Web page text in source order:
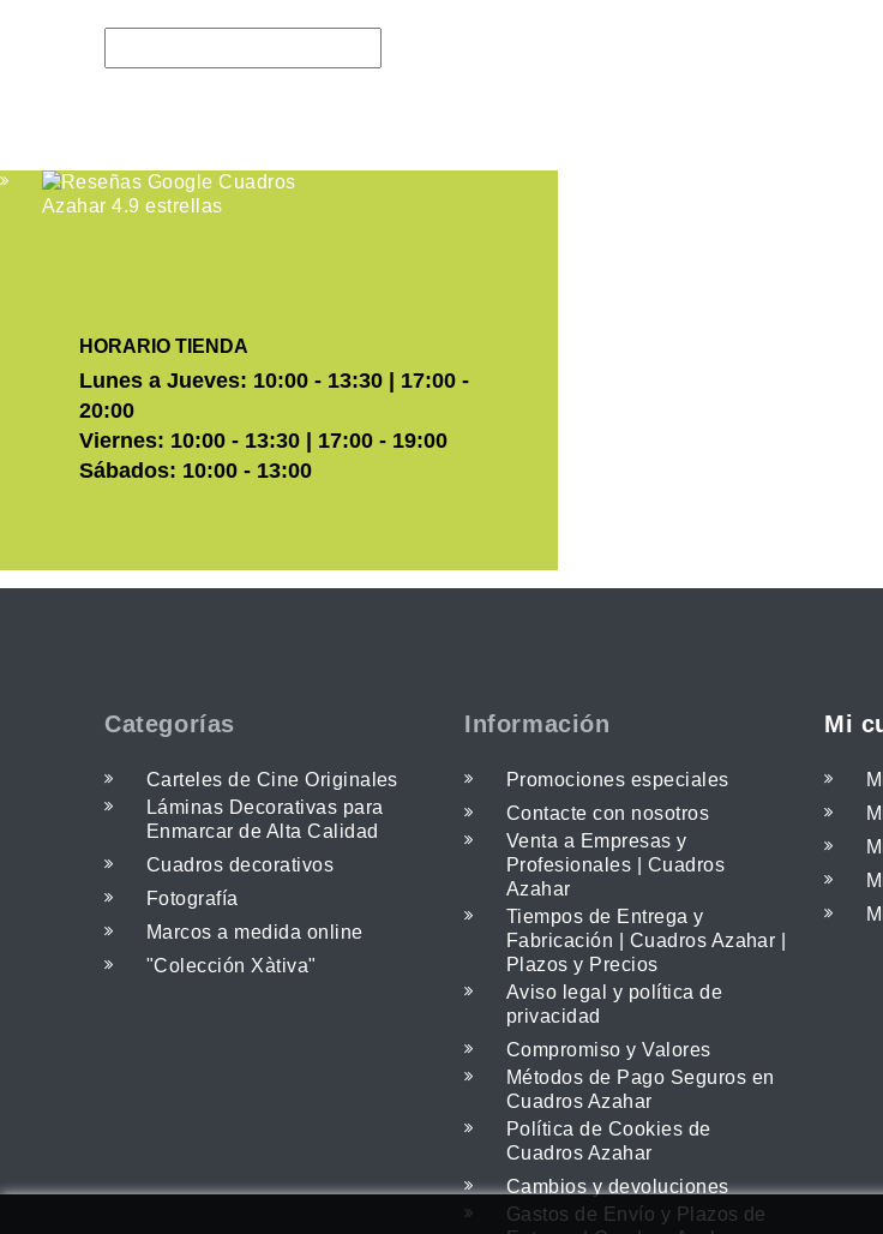
HORARIO TIENDA
Lunes a Jueves: 10:00 - 13:30 | 17:00 -
20:00
Viernes: 10:00 - 13:30 | 17:00 - 19:00
Sábados: 10:00 - 13:00
Categorías
Carteles de Cine Originales
Láminas Decorativas para
Enmarcar de Alta Calidad
Cuadros decorativos
Fotografía
Marcos a medida online
"Colección Xàtiva"
Información
Promociones especiales
Contacte con nosotros
Venta a Empresas y
Profesionales | Cuadros
Azahar
Tiempos de Entrega y
Fabricación | Cuadros Azahar |
Plazos y Precios
Aviso legal y política de
privacidad
Compromiso y Valores
Métodos de Pago Seguros en
Cuadros Azahar
Política de Cookies de
Cuadros Azahar
Cambios y devoluciones
Gastos de Envío y Plazos de
Mi
Utilizamos cookies propias y de terceros para mejorar nuestros servicios. Si continúa